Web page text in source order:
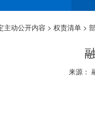
主动公开内容 > 权责清单 >
来源：